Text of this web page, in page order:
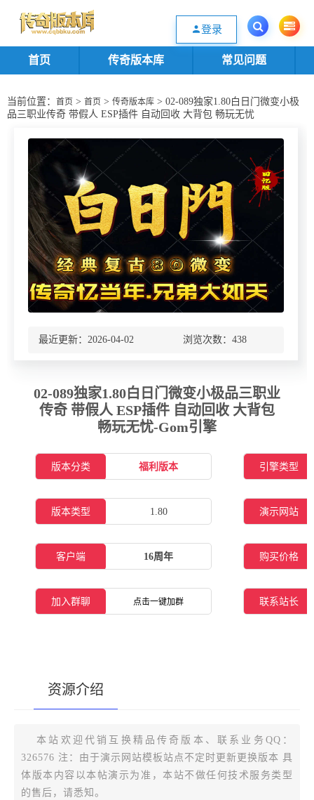
欢迎您光临传奇版本库资源下载站，一个优质的传奇版本源码基地。欢迎选购
登录
首页 传奇版本库 常见问题
当前位置： 首页 > 首页 > 传奇版本库 > 02-089独家1.80白日门微变小极
品三职业传奇 带假人 ESP插件 自动回收 大背包 畅玩无忧
最近更新：2026-04-02 浏览次数： 438
02-089独家1.80白日门微变小极品三职业
传奇 带假人 ESP插件 自动回收 大背包
畅玩无忧-Gom引擎
版本分类 福利版本 引擎类型
版本类型 1.80 演示网站
客户端 16周年 购买价格
加入群聊 点击一键加群 联系站长
资源介绍
[复制版本链接]
本站欢迎代销互换精品传奇版本、联系业务QQ：
326576 注：由于演示网站模板站点不定时更新更换版本 具
体版本内容以本帖演示为准，本站不做任何技术服务类型
的售后，请悉知。